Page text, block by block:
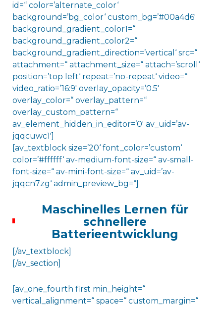
id=“ color=’alternate_color‘
background=’bg_color‘ custom_bg=’#00a4d6′
background_gradient_color1=“
background_gradient_color2=“
background_gradient_direction=’vertical‘ src=“
attachment=“ attachment_size=“ attach=’scroll‘
position=’top left‘ repeat=’no-repeat‘ video=“
video_ratio=’16:9′ overlay_opacity=’0.5′
overlay_color=“ overlay_pattern=“
overlay_custom_pattern=“
av_element_hidden_in_editor=’0′ av_uid=’av-
jqqcuwc1′]
[av_textblock size=’20‘ font_color=’custom‘
color=’#ffffff‘ av-medium-font-size=“ av-small-
font-size=“ av-mini-font-size=“ av_uid=’av-
jqqcn7zg‘ admin_preview_bg=“]
Maschinelles Lernen für
schnellere
Batterieentwicklung
[/av_textblock]
[/av_section]
[av_one_fourth first min_height=“
vertical_alignment=“ space=“ custom_margin=“